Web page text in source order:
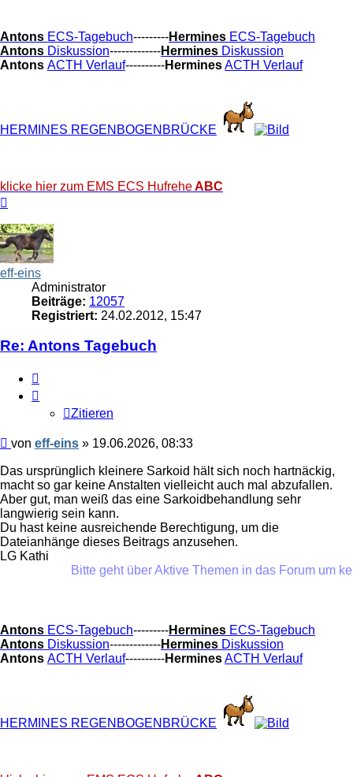
Antons ECS-Tagebuch---------Hermines ECS-Tagebuch
Antons Diskussion-------------Hermines Diskussion
Antons ACTH Verlauf----------HerminesACTH Verlauf
HERMINES REGENBOGENBRÜCKE
klicke hier zum EMS ECS HufreheABC
eff-eins
Administrator
Beiträge: 12057
Registriert: 24.02.2012, 15:47
Re: Antons Tagebuch
Zitieren
Beitrag
von eff-eins » 19.06.2026, 08:33
Das ursprünglich kleinere Sarkoid hält sich noch hartnäckig,
macht so gar keine Anstalten vielleicht auch mal abzufallen.
Aber gut, man weiß das eine Sarkoidbehandlung sehr
langwierig sein kann.
Du hast keine ausreichende Berechtigung, um die
Dateianhänge dieses Beitrags anzusehen.
LG Kathi
Bitte geht über Aktive Themen in das Forum um
Antons ECS-Tagebuch---------Hermines ECS-Tagebuch
Antons Diskussion-------------Hermines Diskussion
Antons ACTH Verlauf----------HerminesACTH Verlauf
HERMINES REGENBOGENBRÜCKE